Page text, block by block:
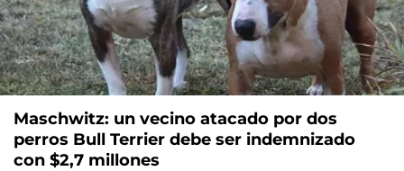
Maschwitz: un vecino atacado por dos
perros Bull Terrier debe ser indemnizado
con $2,7 millones